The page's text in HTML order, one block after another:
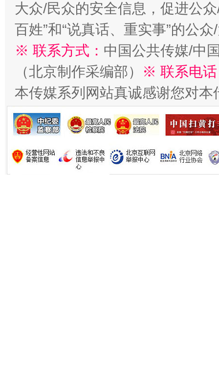
习近平的博鳌关键词
魏明亮
大众/民众的安全信息，促进公
百姓”和“说真话、重实事”的公
※ 联系方式： 中国公共传媒/中
（北京制作采编部）
※ 联系电
本传媒系列网站真诚感谢您对